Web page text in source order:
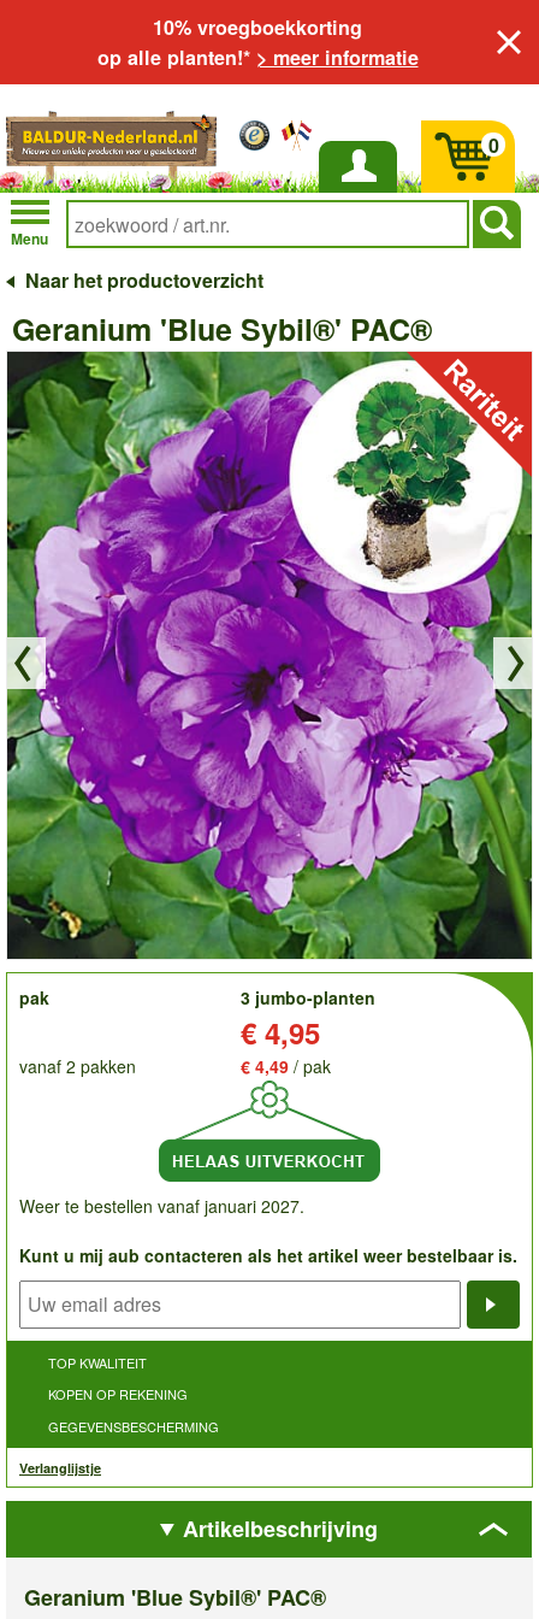
10% vroegboekkorting
op alle planten!* > meer informatie
Inloggen
Menu
0
Naar het productoverzicht
Geranium 'Blue Sybil®' PAC®
order
pak
3 jumbo-planten
€ 4,95
vanaf 2 pakken € 4,49 / pak
Weer te bestellen vanaf januari 2027.
Kunt u mij aub contacteren als het artikel weer bestelbaar is.
TOP KWALITEIT
KOPEN OP REKENING
GEGEVENSBESCHERMING
Verlanglijstje
Artikelbeschrijving
Geranium 'Blue Sybil®' PAC®